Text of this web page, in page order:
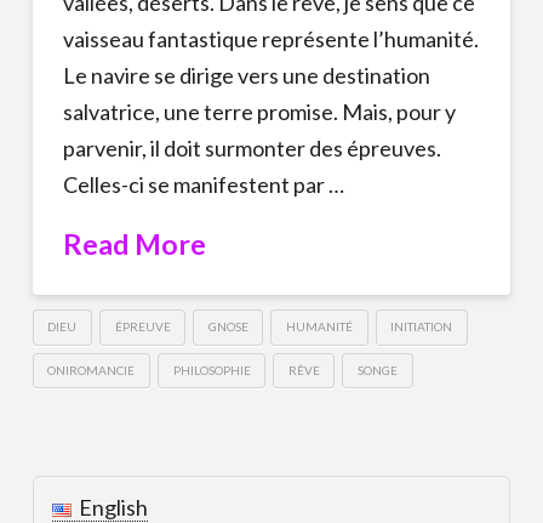
vaisseau fantastique représente l’humanité.
Le navire se dirige vers une destination
salvatrice, une terre promise. Mais, pour y
parvenir, il doit surmonter des épreuves.
Celles-ci se manifestent par …
Read More
DIEU ÉPREUVE GNOSE HUMANITÉ INITIATION
ONIROMANCIE PHILOSOPHIE RÊVE SONGE
English